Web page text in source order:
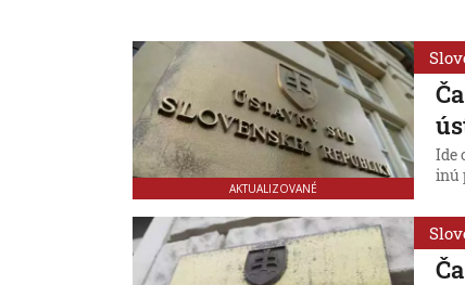
AKTUALIZOVANÉ
Ide
inú